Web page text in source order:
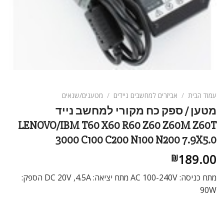
brightness_high
ניגודיות כהה
הוסף קו תחתון לקישורים
לאפס
כל
האפשרויות
cached עמוד הבית / אביזרים למחשבים ניידים / מטענים/שנאים
מטען / ספק כח מקורי למחשב נייד
LENOVO/IBM T60 X60 R60 Z60 Z60M Z60T
3000 C100 C200 N100 N200 7.9X5.0
₪189.00
מתח כניסה: AC 100-240V מתח יציאה: DC 20V ,4.5A הספק:
90W